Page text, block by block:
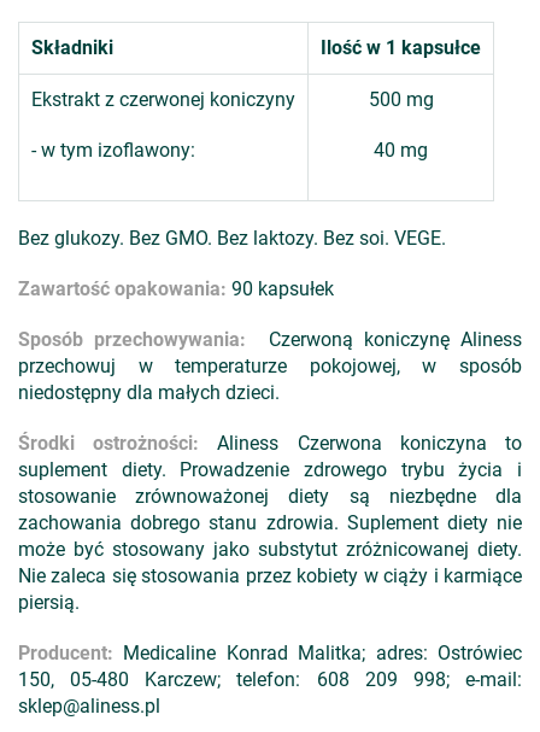
Składniki Ilość w 1 kapsułce
Ekstrakt z czerwonej koniczyny
- w tym izoflawony:
500 mg
40 mg
Bez glukozy. Bez GMO. Bez laktozy. Bez soi. VEGE.
Zawartość opakowania: 90 kapsułek
Sposób przechowywania: Czerwoną koniczynę Aliness
przechowuj w temperaturze pokojowej, w sposób
niedostępny dla małych dzieci.
Środki ostrożności: Aliness Czerwona koniczyna to
suplement diety. Prowadzenie zdrowego trybu życia i
stosowanie zrównoważonej diety są niezbędne dla
zachowania dobrego stanu zdrowia. Suplement diety nie
może być stosowany jako substytut zróżnicowanej diety.
Nie zaleca się stosowania przez kobiety w ciąży i karmiące
piersią.
Producent: Medicaline Konrad Malitka; adres: Ostrówiec
150, 05-480 Karczew; telefon: 608 209 998; e-mail:
sklep@aliness.pl